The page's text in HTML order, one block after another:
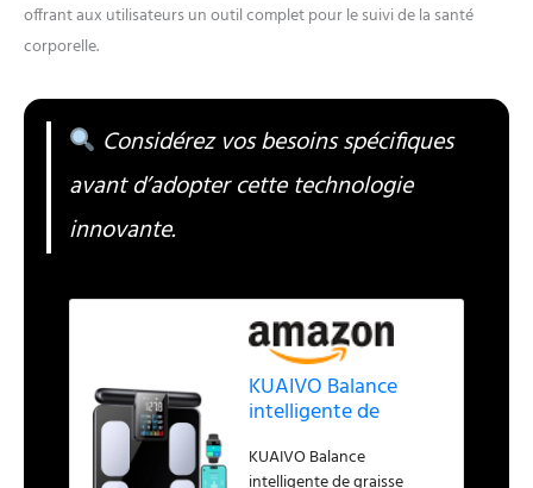
offrant aux utilisateurs un outil complet pour le suivi de la santé
corporelle.
Considérez vos besoins spécifiques
avant d’adopter cette technologie
innovante.
KUAIVO Balance
intelligente de
KUAIVO Balance